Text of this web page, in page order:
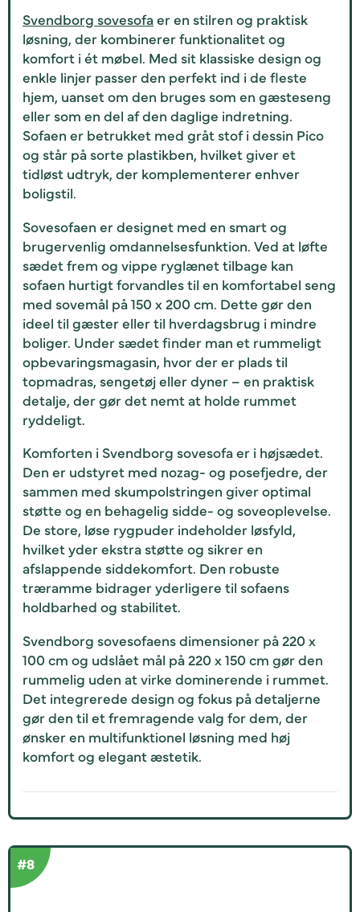
Svendborg sovesofaer en stilren og praktisk
løsning, der kombinerer funktionalitet og
komfort i ét møbel. Med sit klassiske design og
enkle linjer passer den perfekt ind i de fleste
hjem, uanset om den bruges som en gæsteseng
eller som en del af den daglige indretning.
Sofaen er betrukket med gråt stof i dessin Pico
og står på sorte plastikben, hvilket giver et
tidløst udtryk, der komplementerer enhver
boligstil.
Sovesofaen er designet med en smart og
brugervenlig omdannelsesfunktion. Ved at løfte
sædet frem og vippe ryglænet tilbage kan
sofaen hurtigt forvandles til en komfortabel seng
med sovemål på 150 x 200 cm. Dette gør den
ideel til gæster eller til hverdagsbrug i mindre
boliger. Under sædet finder man et rummeligt
opbevaringsmagasin, hvor der er plads til
topmadras, sengetøj eller dyner – en praktisk
detalje, der gør det nemt at holde rummet
ryddeligt.
Komforten i Svendborg sovesofa er i højsædet.
Den er udstyret med nozag- og posefjedre, der
sammen med skumpolstringen giver optimal
støtte og en behagelig sidde- og soveoplevelse.
De store, løse rygpuder indeholder løsfyld,
hvilket yder ekstra støtte og sikrer en
afslappende siddekomfort. Den robuste
træramme bidrager yderligere til sofaens
holdbarhed og stabilitet.
Svendborg sovesofaens dimensioner på 220 x
100 cm og udslået mål på 220 x 150 cm gør den
rummelig uden at virke dominerende i rummet.
Det integrerede design og fokus på detaljerne
gør den til et fremragende valg for dem, der
ønsker en multifunktionel løsning med høj
komfort og elegant æstetik.